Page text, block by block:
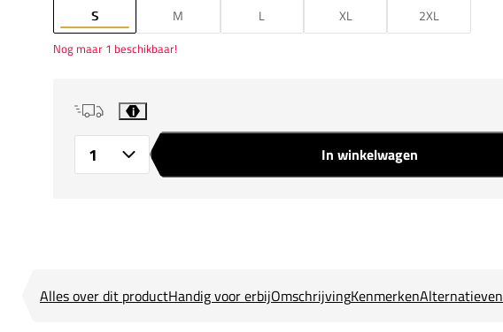
S M L XL 2XL
Nog maar 1 beschikbaar!
i
In winkelwagen
Alles over dit productHandig voor erbijOmschrijvingKenmerkenAlternatieven